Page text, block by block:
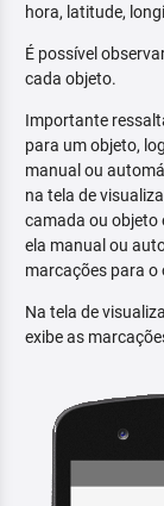
hora, latitude,
É possível
cada objeto.
Importante
para um objeto,
manual ou
na tela de
camada ou objeto
ela manual ou
marcações para o
Na tela de
exibe as